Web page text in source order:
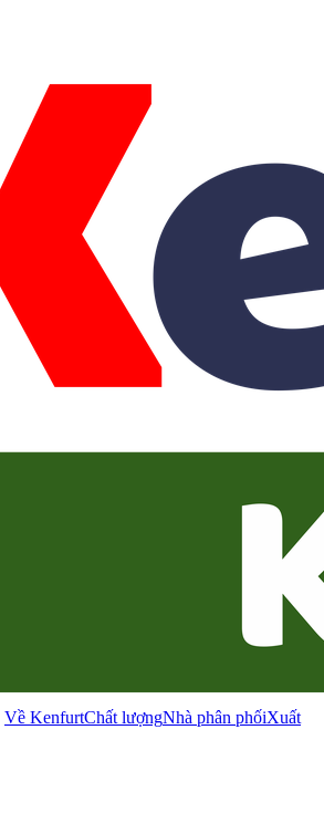
Về KenfurtChất lượngNhà phân phốiXuất